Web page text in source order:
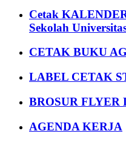
Cetak
Sekolah
CETAK BUKU
LABEL CETAK
BROSUR FLYER
AGENDA KERJA